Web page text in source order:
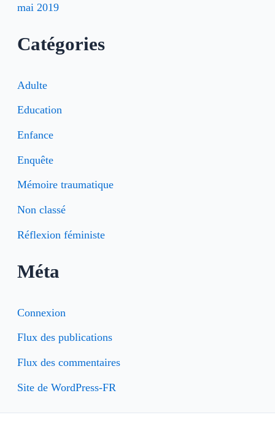
mai 2019
Catégories
Adulte
Education
Enfance
Enquête
Mémoire traumatique
Non classé
Réflexion féministe
Méta
Connexion
Flux des publications
Flux des commentaires
Site de WordPress-FR